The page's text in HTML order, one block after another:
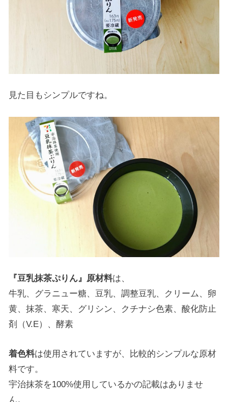
見た目もシンプルですね。
『豆乳抹茶ぷりん』原材料は、
牛乳、グラニュー糖、豆乳、調整豆乳、クリーム、卵
黄、抹茶、寒天、グリシン、クチナシ色素、酸化防止
剤（V.E）、酵素
着色料は使用されていますが、比較的シンプルな原材
料です。
宇治抹茶を100%使用しているかの記載はありませ
ん。